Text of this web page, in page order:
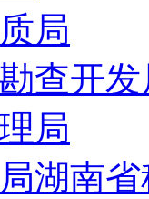
局
查开发
局
湖南